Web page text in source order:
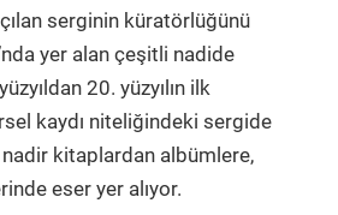
serginin küratörlüğünü
yer alan çeşitli nadide
20. yüzyılın ilk
kaydı niteliğindeki sergide
nadir kitaplardan albümlere,
eser yer alıyor.